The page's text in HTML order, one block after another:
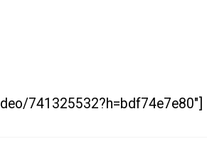
741325532?h=bdf74e7e80″]